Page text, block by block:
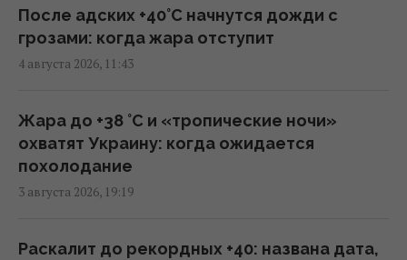
уровень: РФ помогает Ирану определять
цели для ударов
11:44 четверг, 06 августа 2026
Трамп заявил об "огромных запасах"
средств ПВО в США
11:43 четверг, 06 августа 2026
России возросло на 250%
После адских +40°C начнутся дожди с
грозами: когда жара отступит
4 августа 2026, 11:43
Жара до +38 °С и «тропические ночи»
охватят Украину: когда ожидается
похолодание
3 августа 2026, 19:19
Раскалит до рекордных +40: названа дата,